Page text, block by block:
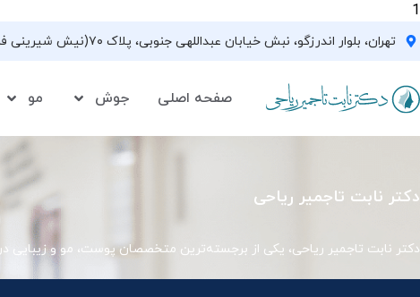
1
تهران، بلوار اندرزگو، نبش خیابان عبداللهی جنوبی، پلاک ۷۰(نیش شیرینی فروشی نیشکر)، واحد ۳۳ ، طبقه ۵
صفحه اصلی جوش مو
دکتر نابت تاجمیر ریاحی
دکتر نابت تاجمیر ریاحی، یکی از برجسته‌ترین متخصصان پوست، مو و